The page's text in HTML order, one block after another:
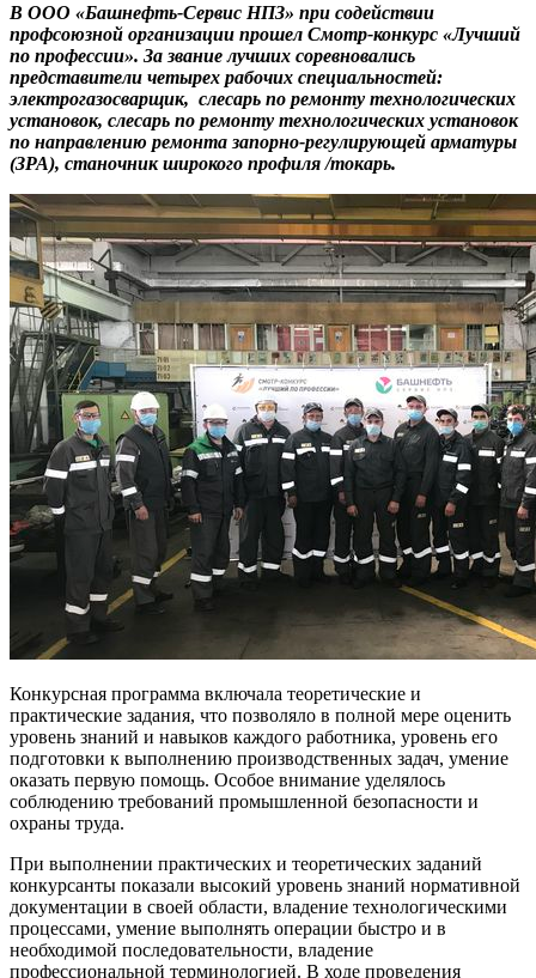
В ООО «Башнефть-Сервис НПЗ» при содействии
профсоюзной организации прошел Смотр-конкурс «Лучший
по профессии». За звание лучших соревновались
представители четырех рабочих специальностей:
электрогазосварщик, слесарь по ремонту технологических
установок, слесарь по ремонту технологических установок
по направлению ремонта запорно-регулирующей арматуры
(ЗРА), станочник широкого профиля /токарь.
Конкурсная программа включала теоретические и
практические задания, что позволяло в полной мере оценить
уровень знаний и навыков каждого работника, уровень его
подготовки к выполнению производственных задач, умение
оказать первую помощь. Особое внимание уделялось
соблюдению требований промышленной безопасности и
охраны труда.
При выполнении практических и теоретических заданий
конкурсанты показали высокий уровень знаний нормативной
документации в своей области, владение технологическими
процессами, умение выполнять операции быстро и в
необходимой последовательности, владение
профессиональной терминологией. В ходе проведения